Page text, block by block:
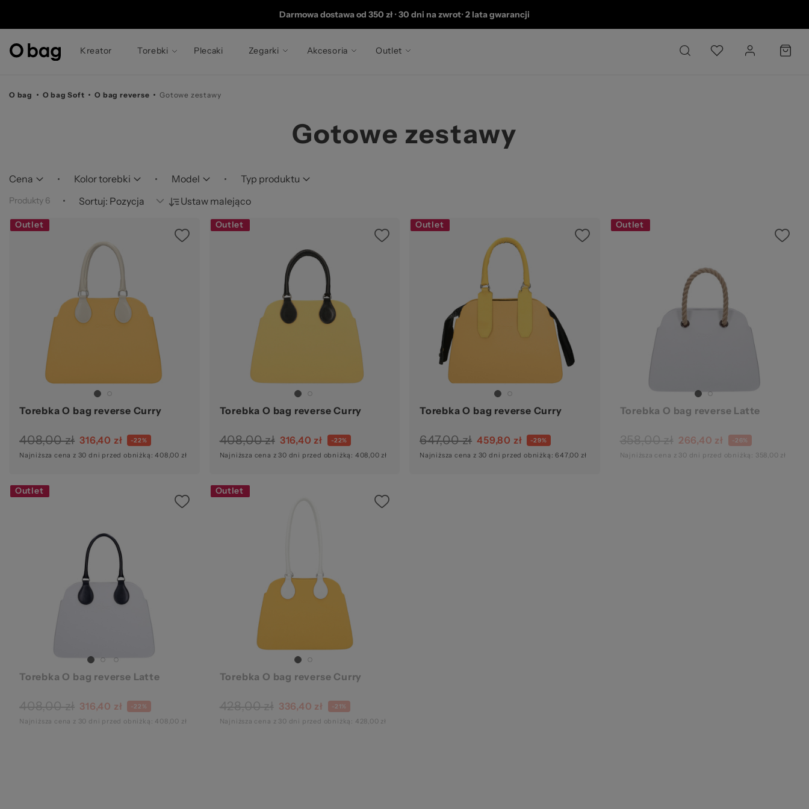
©
bag.
Wszelkie
prawa
Darmowa dostawa od 350 zł •30 dni na zwrot•2 lata gwarancji
Kreator Torebki Plecaki Zegarki Akcesoria Outlet
O bag O bag Soft O bag reverse Gotowe zestawy
Gotowe zestawy
Produkty 6 Sortuj: Ustaw malejąco
Cena Kolor torebki Model Typ produktu
Outlet
Torebka O bag reverse Curry
408,00 zł 316,40 zł -22%
Najniższa cena z 30 dni przed obniżką: 408,00 zł
Outlet
Torebka O bag reverse Curry
408,00 zł 316,40 zł -22%
Najniższa cena z 30 dni przed obniżką: 408,00 zł
Outlet
Torebka O bag reverse Curry
647,00 zł 459,80 zł -29%
Najniższa cena z 30 dni przed obniżką: 647,00 zł
Outlet
Torebka O bag reverse Latte
358,00 zł 266,40 zł -26%
Najniższa cena z 30 dni przed obniżką: 358,00 zł
Outlet
Torebka O bag reverse Latte
408,00 zł 316,40 zł -22%
Najniższa cena z 30 dni przed obniżką: 408,00 zł
Outlet
Torebka O bag reverse Curry
428,00 zł 336,40 zł -21%
Najniższa cena z 30 dni przed obniżką: 428,00 zł